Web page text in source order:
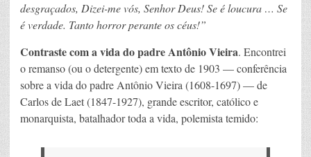
desgraçados, Dizei-me vós, Senhor Deus! Se é loucura … Se
é verdade. Tanto horror perante os céus!”
Contraste com a vida do padre Antônio Vieira. Encontrei
o remanso (ou o detergente) em texto de 1903 — conferência
sobre a vida do padre Antônio Vieira (1608-1697) — de
Carlos de Laet (1847-1927), grande escritor, católico e
monarquista, batalhador toda a vida, polemista temido: